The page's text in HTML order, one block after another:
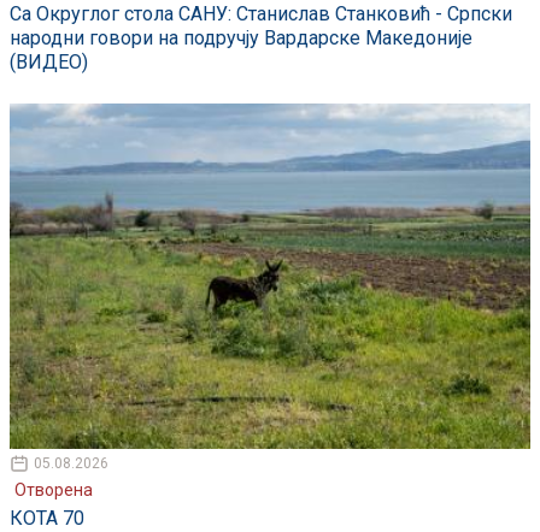
Са Округлог стола САНУ: Станислав Станковић - Српски
народни говори на подручју Вардарске Македоније
(ВИДЕО)
05.08.2026
Отворена
КОТА 70